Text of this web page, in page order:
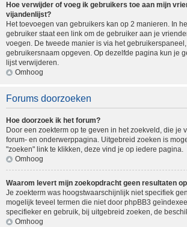
Hoe verwijder of voeg ik gebruikers toe aan mijn
vijandenlijst?
Het toevoegen van gebruikers kan op 2 manieren. In
gebruiker staat een link om de gebruiker aan je
voegen. De tweede manier is via het
gebruikersnaam opgeven. Op dezelfde pagina kun je
lijst verwijderen.
Omhoog
Forums doorzoeken
Hoe doorzoek ik het forum?
Door een zoekterm op te geven in het zoekveld, die je
forum- en onderwerppagina. Uitgebreid zoeken is
"zoeken" link te klikken, deze vind je op iedere pagina.
Omhoog
Waarom levert mijn zoekopdracht geen resultaten
Je zoekterm was hoogstwaarschijnlijk niet specifiek
mogelijk teveel termen die niet door phpBB3
specifieker en gebruik, bij uitgebreid zoeken, de
Omhoog